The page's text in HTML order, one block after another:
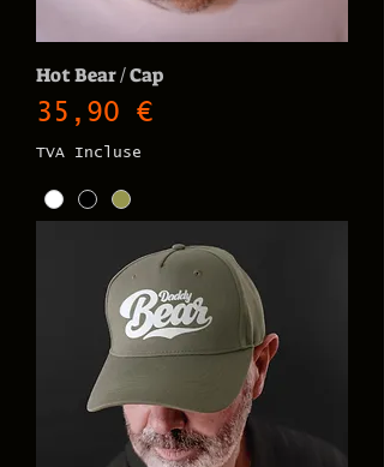
Hot Bear / Cap
Prix
35,90 €
TVA Incluse